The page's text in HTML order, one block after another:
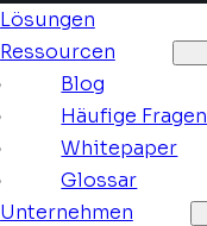
Lösungen
Ressourcen
Blog
Häufige Fragen
Whitepaper
Glossar
Unternehmen